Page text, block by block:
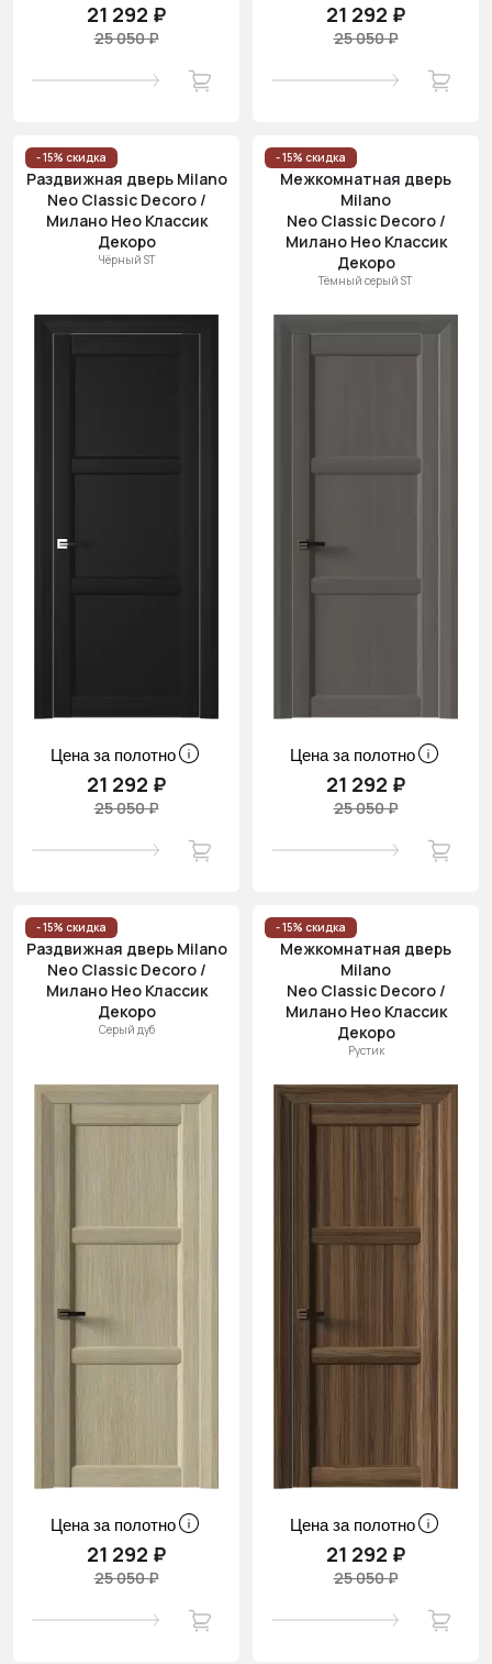
21 292 ₽
25 050 ₽
21 292 ₽
25 050 ₽
- 15% скидка
Раздвижная дверь Milano
Neo Classic Decoro /
Милано Нео Классик
Декоро
Чёрный ST
Цена за полотно
21 292 ₽
25 050 ₽
- 15% скидка
Межкомнатная дверь
Milano
Neo Classic Decoro /
Милано Нео Классик
Декоро
Тёмный серый ST
Цена за полотно
21 292 ₽
25 050 ₽
- 15% скидка
Раздвижная дверь Milano
Neo Classic Decoro /
Милано Нео Классик
Декоро
Серый дуб
Цена за полотно
21 292 ₽
25 050 ₽
- 15% скидка
Межкомнатная дверь
Milano
Neo Classic Decoro /
Милано Нео Классик
Декоро
Рустик
Цена за полотно
21 292 ₽
25 050 ₽